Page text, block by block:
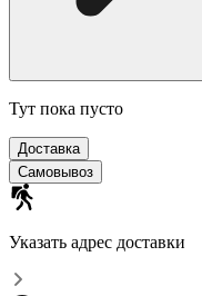
Тут пока пусто
Доставка
Самовывоз
Указать адрес доставки